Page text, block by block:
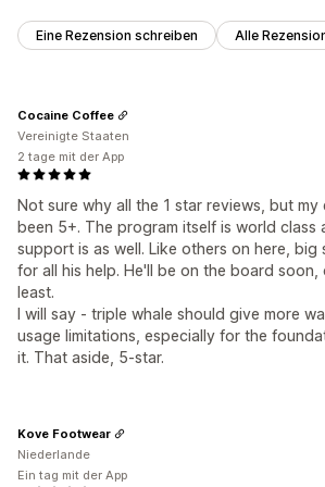
Eine Rezension schreiben Alle
Not sure why all the 1 star reviews, but my
been 5+. The program itself is world class
support is as well. Like others on here, big
for all his help. He'll be on the board
least.
I will say - triple whale should give more
usage limitations, especially for the
it. That aside, 5-star.
Cocaine Coffee
Vereinigte Staaten
2 tage mit der App
Kove Footwear
Niederlande
Ein tag mit der App